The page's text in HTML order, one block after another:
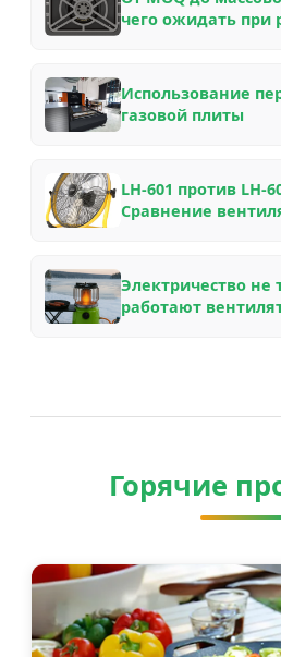
чего ожидать при
инсайдера
Использование
газовой плиты
LH-601 против LH-
Сравнение
различных каминов
Электричество не
работают
Горячие